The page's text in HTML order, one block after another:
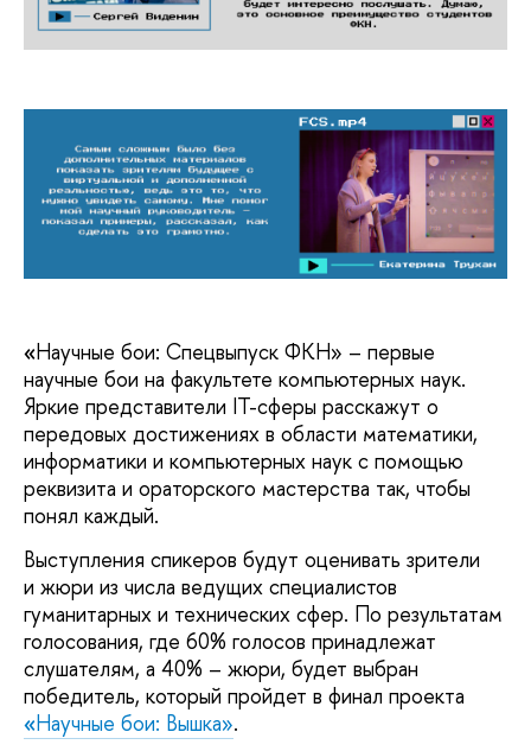
«Научные бои: Спецвыпуск ФКН» – первые
научные бои на факультете компьютерных наук.
Яркие представители IT-сферы расскажут о
передовых достижениях в области математики,
информатики и компьютерных наук с помощью
реквизита и ораторского мастерства так, чтобы
понял каждый.
Выступления спикеров будут оценивать зрители
и жюри из числа ведущих специалистов
гуманитарных и технических сфер. По результатам
голосования, где 60% голосов принадлежат
слушателям, а 40% – жюри, будет выбран
победитель, который пройдет в финал проекта
«Научные бои: Вышка».